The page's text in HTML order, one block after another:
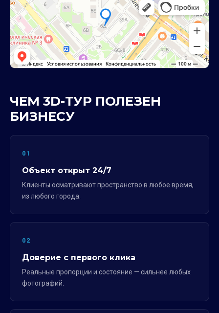
ЧЕМ 3D-ТУР ПОЛЕЗЕН
БИЗНЕСУ
01
Объект открыт 24/7
Клиенты осматривают пространство в любое время,
из любого города.
02
Доверие с первого клика
Реальные пропорции и состояние — сильнее любых
фотографий.